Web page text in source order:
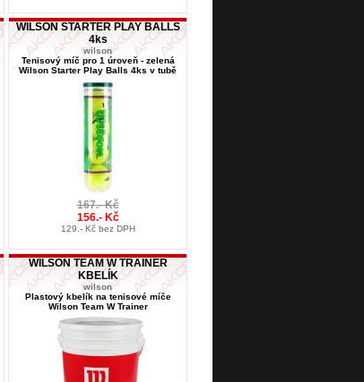
WILSON STARTER PLAY BALLS
4ks
wilson
Tenisový míč pro 1 úroveň - zelená
Wilson Starter Play Balls 4ks v tubě
167.- Kč
156.- Kč
129.- Kč bez DPH
WILSON TEAM W TRAINER
KBELÍK
wilson
Plastový kbelík na tenisové míče
Wilson Team W Trainer